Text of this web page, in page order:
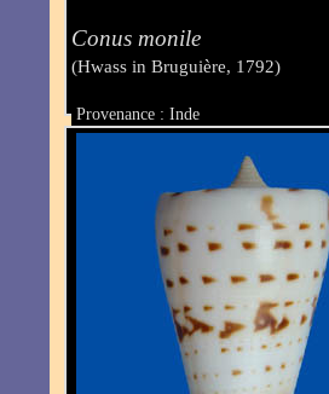
Conus monile
(Hwass in Bruguière, 1792)
Provenance : Inde
Taille : 54.4 mm